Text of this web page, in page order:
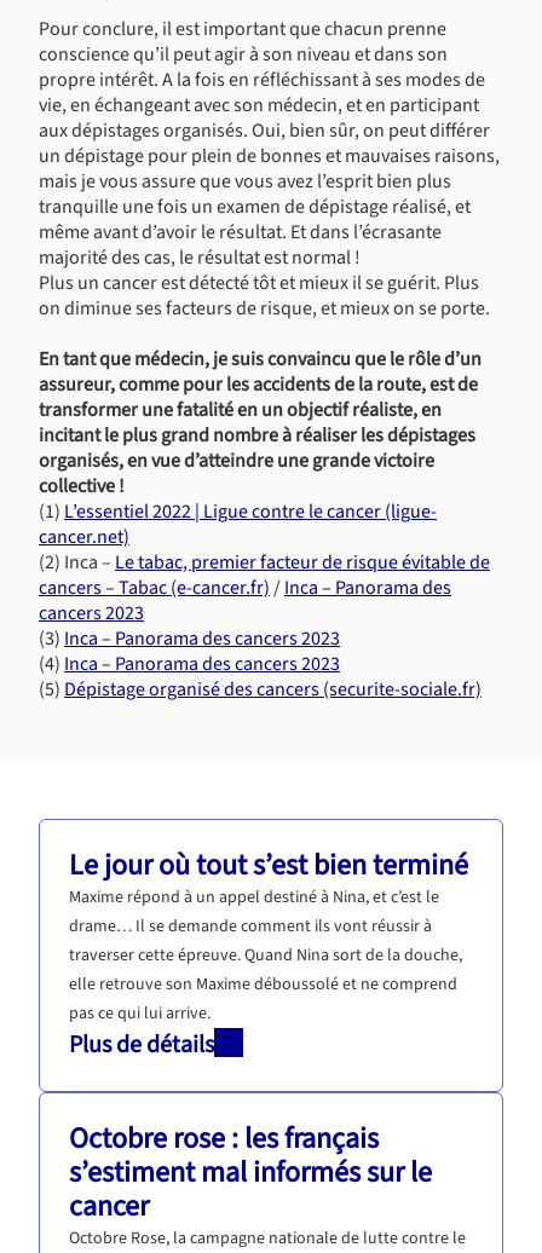
Pour conclure, il est important que chacun prenne
conscience qu’il peut agir à son niveau et dans son
propre intérêt. A la fois en réfléchissant à ses modes de
vie, en échangeant avec son médecin, et en participant
aux dépistages organisés. Oui, bien sûr, on peut différer
un dépistage pour plein de bonnes et mauvaises raisons,
mais je vous assure que vous avez l’esprit bien plus
tranquille une fois un examen de dépistage réalisé, et
même avant d’avoir le résultat. Et dans l’écrasante
majorité des cas, le résultat est normal !
Plus un cancer est détecté tôt et mieux il se guérit. Plus
on diminue ses facteurs de risque, et mieux on se porte.
En tant que médecin, je suis convaincu que le rôle d’un
assureur, comme pour les accidents de la route, est de
transformer une fatalité en un objectif réaliste, en
incitant le plus grand nombre à réaliser les dépistages
organisés, en vue d’atteindre une grande victoire
collective !
(1)L’essentiel 2022|Ligue contre le cancer (ligue-
cancer.net)
(2) Inca –Le tabac, premier facteur de risque évitable de
cancers – Tabac (e-cancer.fr)/Inca – Panorama des
cancers 2023
(3)Inca – Panorama des cancers 2023
(4)Inca – Panorama des cancers 2023
(5)Dépistage organisé des cancers (securite-sociale.fr)
Le jour où tout s’est bien terminé
Maxime répond à un appel destiné à Nina, et c’est le
drame… Il se demande comment ils vont réussir à
traverser cette épreuve. Quand Nina sort de la douche,
elle retrouve son Maxime déboussolé et ne comprend
pas ce qui lui arrive.
Plus de détails
Octobre rose : les français
s’estiment mal informés sur le
cancer
Octobre Rose, la campagne nationale de lutte contre le